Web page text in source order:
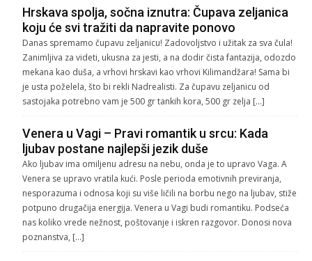
Hrskava spolja, sočna iznutra: Čupava zeljanica
koju će svi tražiti da napravite ponovo
Danas spremamo čupavu zeljanicu! Zadovoljstvo i užitak za sva čula!
Zanimljiva za videti, ukusna za jesti, a na dodir čista fantazija, odozdo
mekana kao duša, a vrhovi hrskavi kao vrhovi Kilimandžara! Sama bi
je usta poželela, što bi rekli Nadrealisti. Za čupavu zeljanicu od
sastojaka potrebno vam je 500 gr tankih kora, 500 gr zelja […]
Venera u Vagi – Pravi romantik u srcu: Kada
ljubav postane najlepši jezik duše
Ako ljubav ima omiljenu adresu na nebu, onda je to upravo Vaga. A
Venera se upravo vratila kući. Posle perioda emotivnih previranja,
nesporazuma i odnosa koji su više ličili na borbu nego na ljubav, stiže
potpuno drugačija energija. Venera u Vagi budi romantiku. Podseća
nas koliko vrede nežnost, poštovanje i iskren razgovor. Donosi nova
poznanstva, […]